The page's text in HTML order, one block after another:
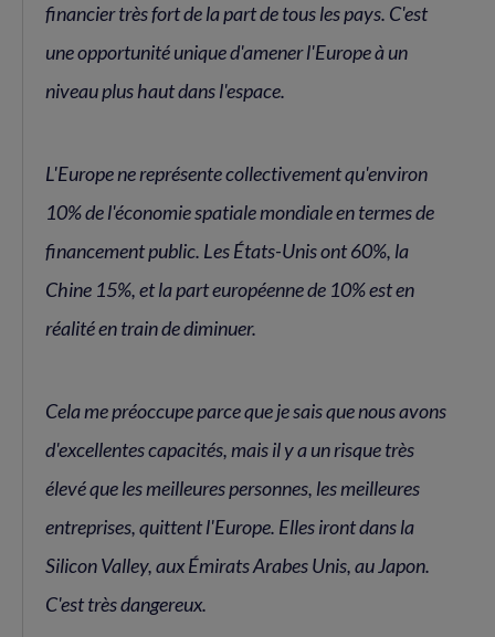
financier très fort de la part de tous les pays. C'est
une opportunité unique d'amener l'Europe à un
niveau plus haut dans l'espace.
L'Europe ne représente collectivement qu'environ
10% de l'économie spatiale mondiale en termes de
financement public. Les États-Unis ont 60%, la
Chine 15%, et la part européenne de 10% est en
réalité en train de diminuer.
Cela me préoccupe parce que je sais que nous avons
d'excellentes capacités, mais il y a un risque très
élevé que les meilleures personnes, les meilleures
entreprises, quittent l'Europe. Elles iront dans la
Silicon Valley, aux Émirats Arabes Unis, au Japon.
C'est très dangereux.